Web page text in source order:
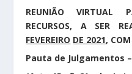
REUNIÃO VIRTUAL
RECURSOS, A SER
FEVEREIRO DE 2021,
Pauta de Julgamentos